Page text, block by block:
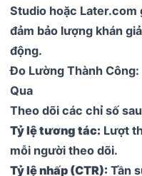
Studio hoặc Later.com
đảm bảo lượng khán
động.
Đo Lường Thành Công:
Qua
Theo dõi các chỉ số
Tỷ lệ tương tác: Lượt
mỗi người theo dõi.
Tỷ lệ nhấp (CTR): Tần